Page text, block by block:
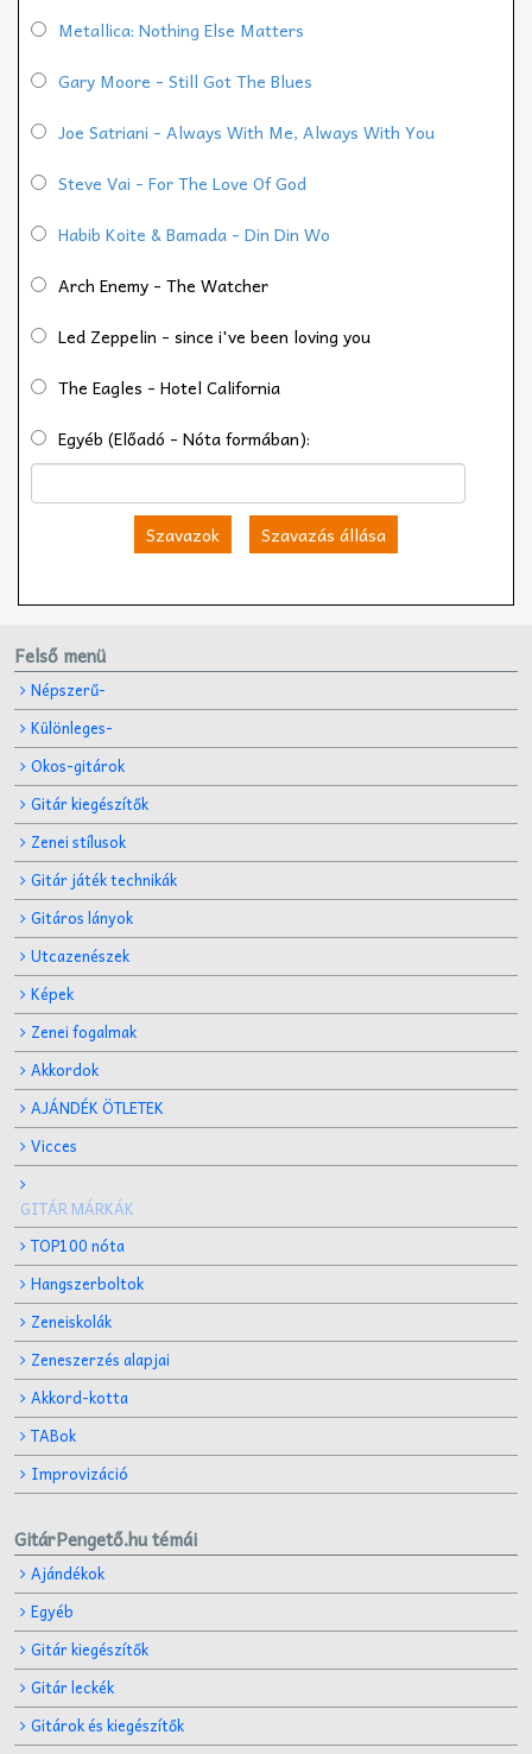
Metallica: Nothing Else Matters
Gary Moore - Still Got The Blues
Joe Satriani - Always With Me, Always With You
Steve Vai - For The Love Of God
Habib Koite & Bamada - Din Din Wo
Arch Enemy - The Watcher
Led Zeppelin - since i've been loving you
The Eagles - Hotel California
Egyéb (Előadó - Nóta formában):
Szavazok Szavazás állása
Felső menü
Népszerű-
Különleges-
Okos-gitárok
Gitár kiegészítők
Zenei stílusok
Gitár játék technikák
Gitáros lányok
Utcazenészek
Képek
Zenei fogalmak
Akkordok
AJÁNDÉK ÖTLETEK
Vicces
GITÁR MÁRKÁK
TOP100 nóta
Hangszerboltok
Zeneiskolák
Zeneszerzés alapjai
Akkord-kotta
TABok
Improvizáció
GitárPengető.hu témái
Ajándékok
Egyéb
Gitár kiegészítők
Gitár leckék
Gitárok és kiegészítők